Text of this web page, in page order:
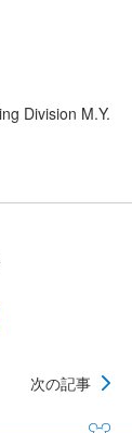
Division M.Y.
次の記事